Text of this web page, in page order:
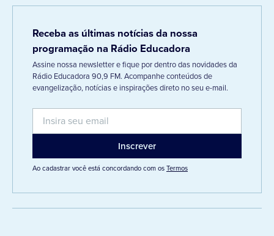
Receba as últimas notícias da nossa
programação na Rádio Educadora
Assine nossa newsletter e fique por dentro das novidades da
Rádio Educadora 90,9 FM. Acompanhe conteúdos de
evangelização, notícias e inspirações direto no seu e-mail.
Ao cadastrar você está concordando com osTermos